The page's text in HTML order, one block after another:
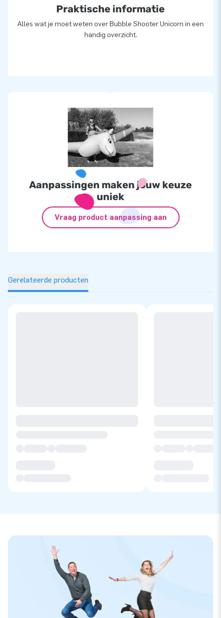
Praktische informatie
Alles wat je moet weten over Bubble Shooter Unicorn in een
handig overzicht.
Aanpassingen maken jouw keuze
uniek
Vraag product aanpassing aan
Gerelateerde producten